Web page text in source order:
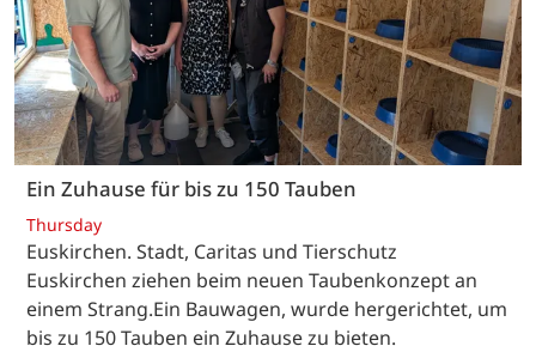
Ein Zuhause für bis zu 150 Tauben
Thursday
Euskirchen. Stadt, Caritas und Tierschutz
Euskirchen ziehen beim neuen Taubenkonzept an
einem Strang.Ein Bauwagen, wurde hergerichtet, um
bis zu 150 Tauben ein Zuhause zu bieten.